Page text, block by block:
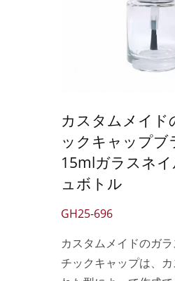
塗装または印刷して、
イルポリッシュボトル
ランドイメージを向上
カスタムメイド
ックキャップブ
15mlガラスネ
ュボトル
GH25-696
カスタムメイドのガ
チックキャップは、カ